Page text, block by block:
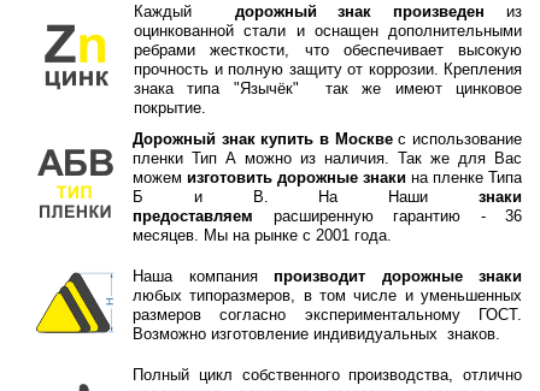
Каждый дорожный знак произведен из
оцинкованной стали и оснащен дополнительными
ребрами жесткости, что обеспечивает высокую
прочность и полную защиту от коррозии. Крепления
знака типа "Язычёк" так же имеют цинковое
покрытие.
Дорожный знак купить в Москвес использование
пленки Тип А можно из наличия. Так же для Вас
можем изготовить дорожные знаки на пленке Типа
Б и В. На Наши знаки
предоставляем расширенную гарантию - 36
месяцев. Мы на рынке с 2001 года.
Наша компания производит дорожные знаки
любых типоразмеров, в том числе и уменьшенных
размеров согласно экспериментальному ГОСТ.
Возможно изготовление индивидуальных знаков.
Полный цикл собственного производства, отлично